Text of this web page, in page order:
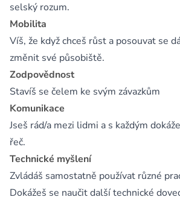
selský rozum.
Mobilita
Víš, že když chceš růst a posouvat se
změnit své působiště.
Zodpovědnost
Stavíš se čelem ke svým závazkům
Komunikace
Jseš rád/a mezi lidmi a s každým
řeč.
Technické myšlení
Zvládáš samostatně používat různé
Dokážeš se naučit další technické